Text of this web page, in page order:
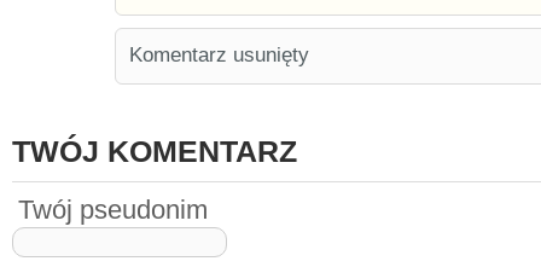
Komentarz usunięty
TWÓJ KOMENTARZ
Twój pseudonim